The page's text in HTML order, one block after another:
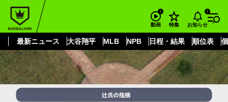
動画 特集 お知らせ
最新ニュース 大谷翔平 MLB NPB 日程・結果 順位表
もっと見る